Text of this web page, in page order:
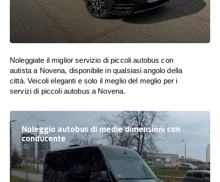
Noleggiate il miglior servizio di piccoli autobus con
autista a Novena, disponibile in qualsiasi angolo della
città. Veicoli eleganti e solo il meglio del meglio per i
servizi di piccoli autobus a Novena.
Noleggio autobus di medie dimensioni con
conducente